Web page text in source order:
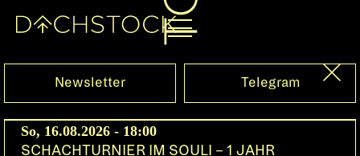
Fr, 15.11.2024
Newsletter Telegram
So, 16.08.2026 - 18:00
SCHACHTURNIER IM SOULI – 1 JAHR